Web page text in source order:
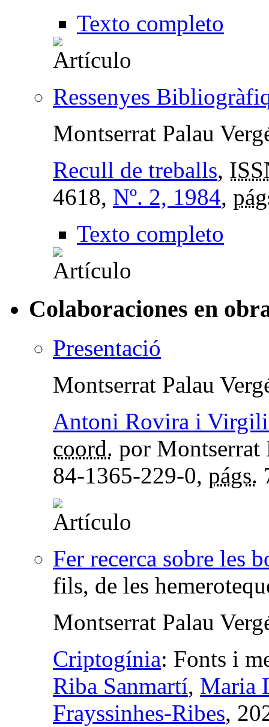
Texto completo
Ressenyes
Montserrat Palau
Recull de treballs,
4618, Nº. 2, 1984,
Texto completo
Colaboraciones en
Presentació
Montserrat Palau
Antoni Rovira i Virgili
coord. por Montserrat
84-1365-229-0, págs.
Fer recerca sobre les
fils, de les
Montserrat Palau
Criptogínia: Fonts i
Riba Sanmartí, Maria
Frayssinhes-Ribes,